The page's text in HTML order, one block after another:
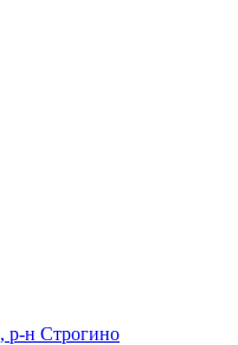
р-н Строгино